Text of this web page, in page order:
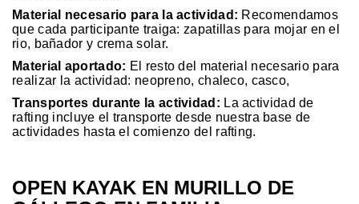
Material necesario para la actividad: Recomendamos
que cada participante traiga: zapatillas para mojar en el
rio, bañador y crema solar.
Material aportado: El resto del material necesario para
realizar la actividad: neopreno, chaleco, casco,
Transportes durante la actividad: La actividad de
rafting incluye el transporte desde nuestra base de
actividades hasta el comienzo del rafting.
OPEN KAYAK EN MURILLO DE